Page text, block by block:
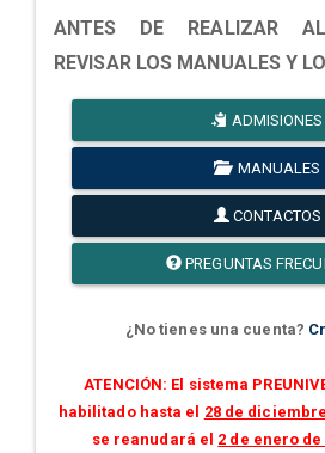
ANTES DE REALIZAR
REVISAR LOS MANUALES Y
ADMISIONES
MANUALES
CONTACTOS
PREGUNTAS
¿No tienes una cuenta?
ATENCIÓN: El sistema
habilitado hasta el 28 de
se reanudará el 2 de enero